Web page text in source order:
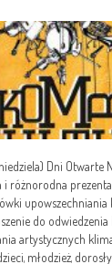
Dni Otwarte
różnorodna
do
artystycznych
młodzież,